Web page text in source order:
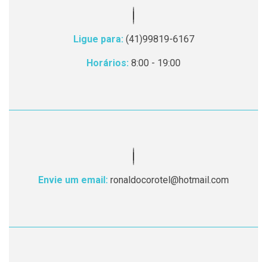
Ligue para: (41)99819-6167
Horários: 8:00 - 19:00
Envie um email: ronaldocorotel@hotmail.com